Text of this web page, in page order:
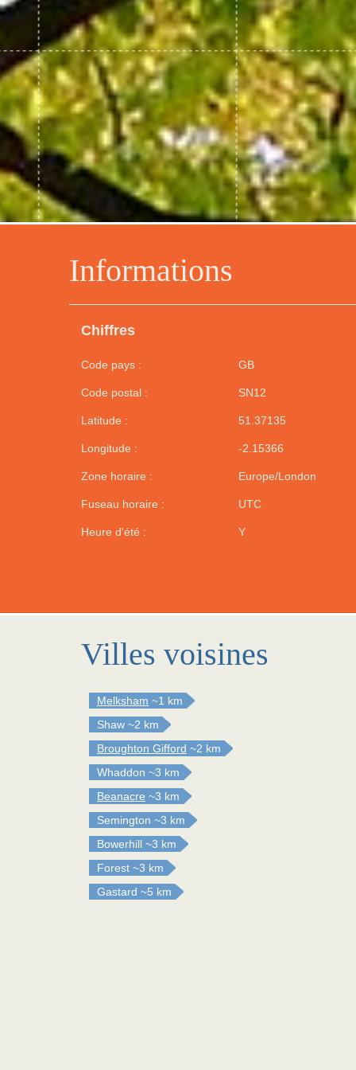
Informations
Chiffres
Code pays : GB
Code postal : SN12
Latitude : 51.37135
Longitude : -2.15366
Zone horaire : Europe/London
Fuseau horaire : UTC
Heure d'été : Y
Villes voisines
Melksham ~1 km
Shaw ~2 km
Broughton Gifford ~2 km
Whaddon ~3 km
Beanacre ~3 km
Semington ~3 km
Bowerhill ~3 km
Forest ~3 km
Gastard ~5 km